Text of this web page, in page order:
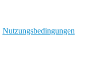
Nutzungsbedingungen